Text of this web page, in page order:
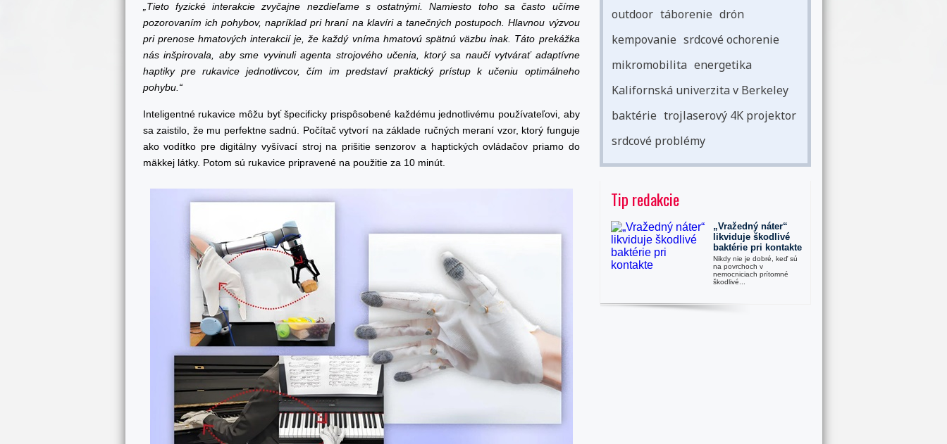
„Tieto fyzické interakcie zvyčajne nezdieľame s ostatnými. Namiesto toho sa často učíme
pozorovaním ich pohybov, napríklad pri hraní na klavíri a tanečných postupoch. Hlavnou výzvou
pri prenose hmatových interakcií je, že každý vníma hmatovú spätnú väzbu inak. Táto prekážka
nás inšpirovala, aby sme vyvinuli agenta strojového učenia, ktorý sa naučí vytvárať adaptívne
haptiky pre rukavice jednotlivcov, čím im predstaví praktický prístup k učeniu optimálneho
pohybu.“
Inteligentné rukavice môžu byť špecificky prispôsobené každému jednotlivému používateľovi, aby
sa zaistilo, že mu perfektne sadnú. Počítač vytvorí na základe ručných meraní vzor, ktorý funguje
ako vodítko pre digitálny vyšívací stroj na prišitie senzorov a haptických ovládačov priamo do
mäkkej látky. Potom sú rukavice pripravené na použitie za 10 minút.
outdoor táborenie drón
kempovanie srdcové ochorenie
mikromobilita energetika
Kalifornská univerzita v Berkeley
baktérie trojlaserový 4K projektor
srdcové problémy
Tip redakcie
„Vražedný náter“
likviduje škodlivé
baktérie pri kontakte
Nikdy nie je dobré, keď sú
na povrchoch v
nemocniciach prítomné
škodlivé...